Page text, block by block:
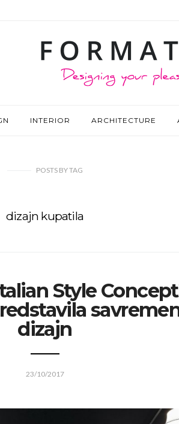
INTERIOR ARCHITECTURE
POSTS BYTAG
dizajn kupatila
Style
dizajn
23/10/2017